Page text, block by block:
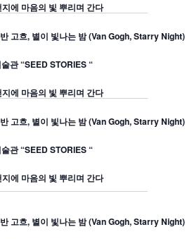
에 마음의 빛 뿌리며 간다
고흐, 별이 빛나는 밤 (Van Gogh, Starry Night)
관 “SEED STORIES “
에 마음의 빛 뿌리며 간다
고흐, 별이 빛나는 밤 (Van Gogh, Starry Night)
관 “SEED STORIES “
에 마음의 빛 뿌리며 간다
고흐, 별이 빛나는 밤 (Van Gogh, Starry Night)